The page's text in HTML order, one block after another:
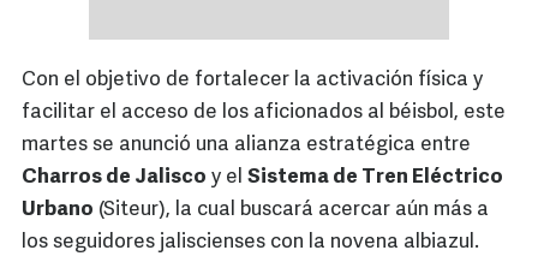
Con el objetivo de fortalecer la activación física y
facilitar el acceso de los aficionados al béisbol, este
martes se anunció una alianza estratégica entre
Charros de Jalisco y el Sistema de Tren Eléctrico
Urbano (Siteur), la cual buscará acercar aún más a
los seguidores jaliscienses con la novena albiazul.